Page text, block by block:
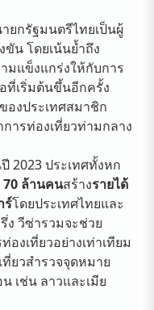
ยกรัฐมนตรีไทยเป็นผู้
น โดยเน้นย้ำถึง
มแข็งแกร่งให้กับการ
ที่เริ่มต้นขึ้นอีกครั้ง
องประเทศสมาชิก
ารท่องเที่ยวท่ามกลาง
2023 ประเทศทั้งหก
ล้านคนสร้างรายได้
ร์โดยประเทศไทยและ
ง วีซ่ารวมจะช่วย
งเที่ยวอย่างเท่าเทียม
ยวสำรวจจุดหมาย
เช่น ลาวและเมีย